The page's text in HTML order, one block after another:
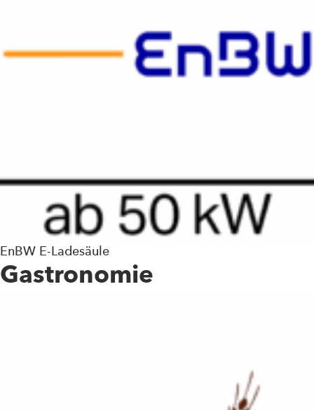
EnBW E-Ladesäule
Gastronomie